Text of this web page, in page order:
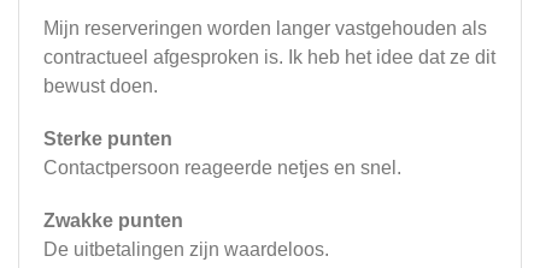
Mijn reserveringen worden langer vastgehouden als
contractueel afgesproken is. Ik heb het idee dat ze dit
bewust doen.
Sterke punten
Contactpersoon reageerde netjes en snel.
Zwakke punten
De uitbetalingen zijn waardeloos.